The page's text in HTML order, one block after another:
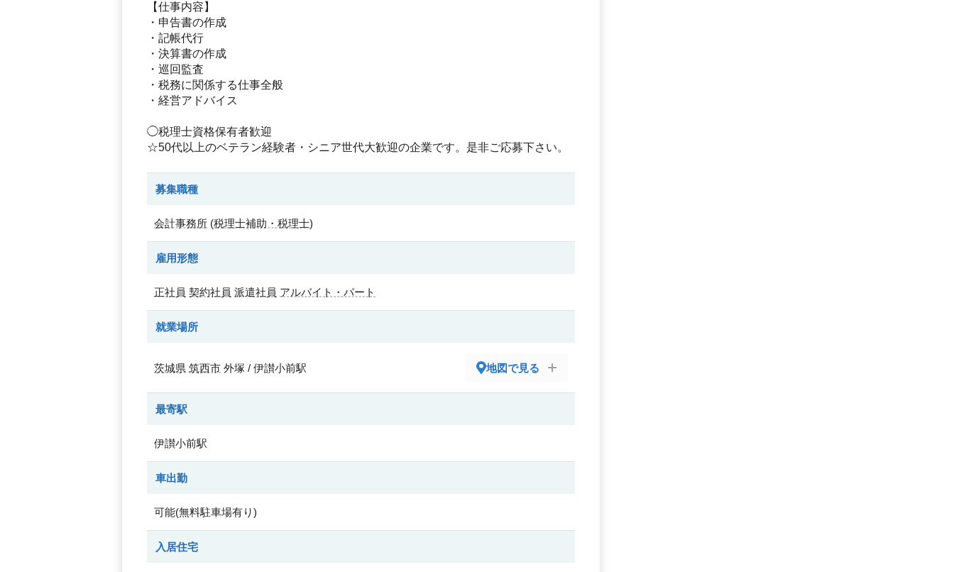
【仕事内容】
・申告書の作成
・記帳代行
・決算書の作成
・巡回監査
・税務に関係する仕事全般
・経営アドバイス
◯税理士資格保有者歓迎
☆50代以上のベテラン経験者・シニア世代大歓迎の企業です。是非ご応募下さい。
募集職種
会計事務所 (税理士補助・税理士)
雇用形態
正社員 契約社員 派遣社員 アルバイト・パート
就業場所
茨城県 筑西市 外塚 / 伊讃小前駅 地図で見る
最寄駅
伊讃小前駅
車出勤
可能(無料駐車場有り)
入居住宅